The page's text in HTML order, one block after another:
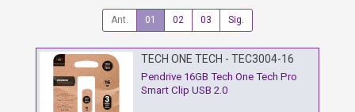
Ant. 01 02 03 Sig.
TECH ONE TECH - TEC3004-16
Pendrive 16GB Tech One Tech Pro
Smart Clip USB 2.0